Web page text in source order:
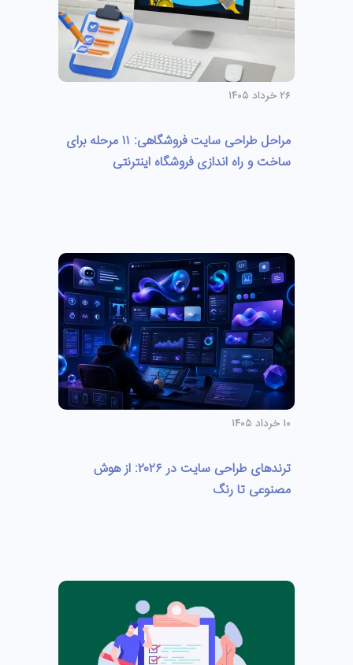
۲۶ خرداد ۱۴۰۵
مراحل طراحی سایت فروشگاهی: ۱۱ مرحله برای
ساخت و راه اندازی فروشگاه اینترنتی
۱۰ خرداد ۱۴۰۵
ترندهای طراحی سایت در ۲۰۲۶: از هوش
مصنوعی تا رنگ